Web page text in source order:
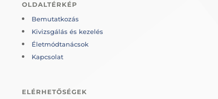
OLDALTÉRKÉP
Bemutatkozás
Kivizsgálás és kezelés
Életmódtanácsok
Kapcsolat
ELÉRHETŐSÉGEK